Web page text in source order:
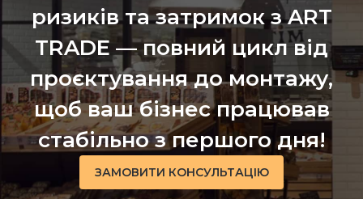
ризиків та затримок з ART
TRADE — повний цикл від
проєктування до монтажу,
щоб ваш бізнес працював
стабільно з першого дня!
ЗАМОВИТИ КОНСУЛЬТАЦІЮ